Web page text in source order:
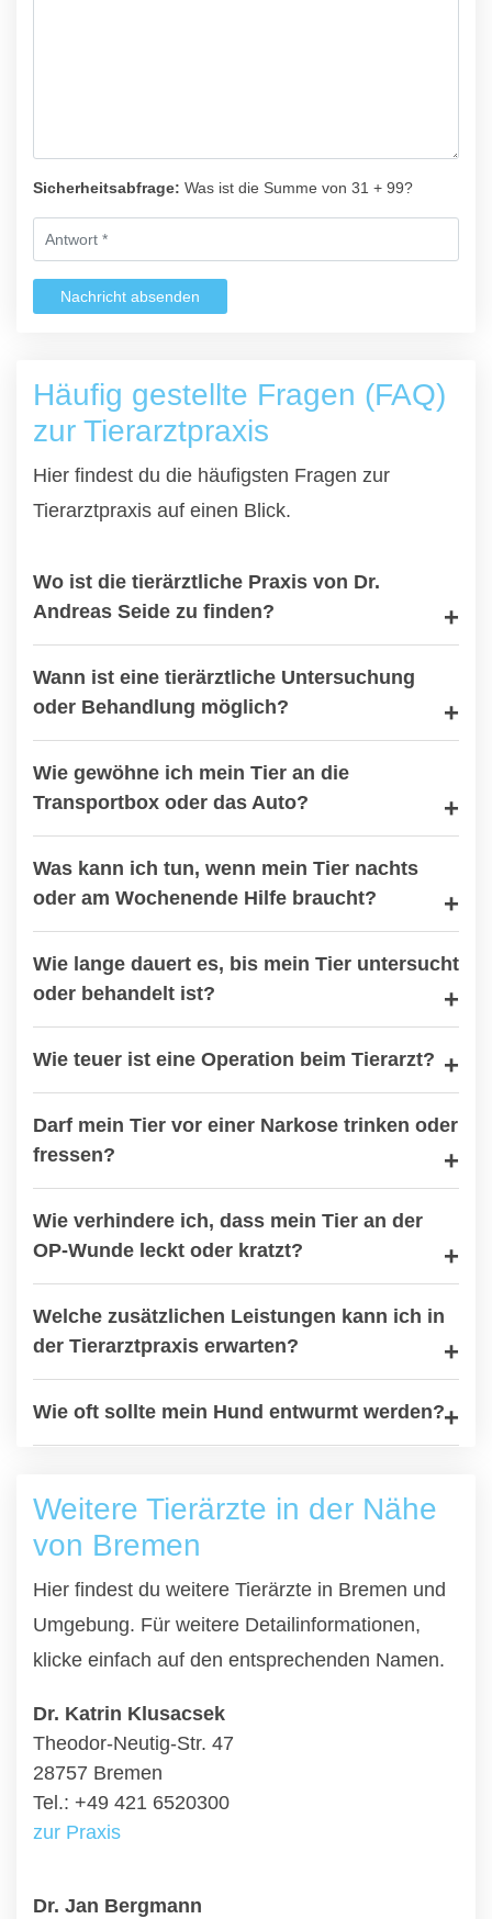
Sicherheitsabfrage: Was ist die Summe von 31 + 99?
Nachricht absenden
Häufig gestellte Fragen (FAQ)
zur Tierarztpraxis
Hier findest du die häufigsten Fragen zur
Tierarztpraxis auf einen Blick.
Wo ist die tierärztliche Praxis von Dr.
Andreas Seide zu finden?
Wann ist eine tierärztliche Untersuchung
oder Behandlung möglich?
Wie gewöhne ich mein Tier an die
Transportbox oder das Auto?
Was kann ich tun, wenn mein Tier nachts
oder am Wochenende Hilfe braucht?
Wie lange dauert es, bis mein Tier untersucht
oder behandelt ist?
Wie teuer ist eine Operation beim Tierarzt?
Darf mein Tier vor einer Narkose trinken oder
fressen?
Wie verhindere ich, dass mein Tier an der
OP-Wunde leckt oder kratzt?
Welche zusätzlichen Leistungen kann ich in
der Tierarztpraxis erwarten?
Wie oft sollte mein Hund entwurmt werden?
Weitere Tierärzte in der Nähe
von Bremen
Hier findest du weitere Tierärzte in Bremen und
Umgebung. Für weitere Detailinformationen,
klicke einfach auf den entsprechenden Namen.
Dr. Katrin Klusacsek
Theodor-Neutig-Str. 47
28757 Bremen
Tel.: +49 421 6520300
zur Praxis
Dr. Jan Bergmann